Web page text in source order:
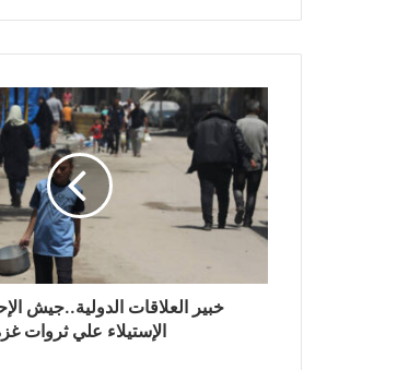
خبير العلاقات الدولية..جيش
الإستيلاء علي ثروات